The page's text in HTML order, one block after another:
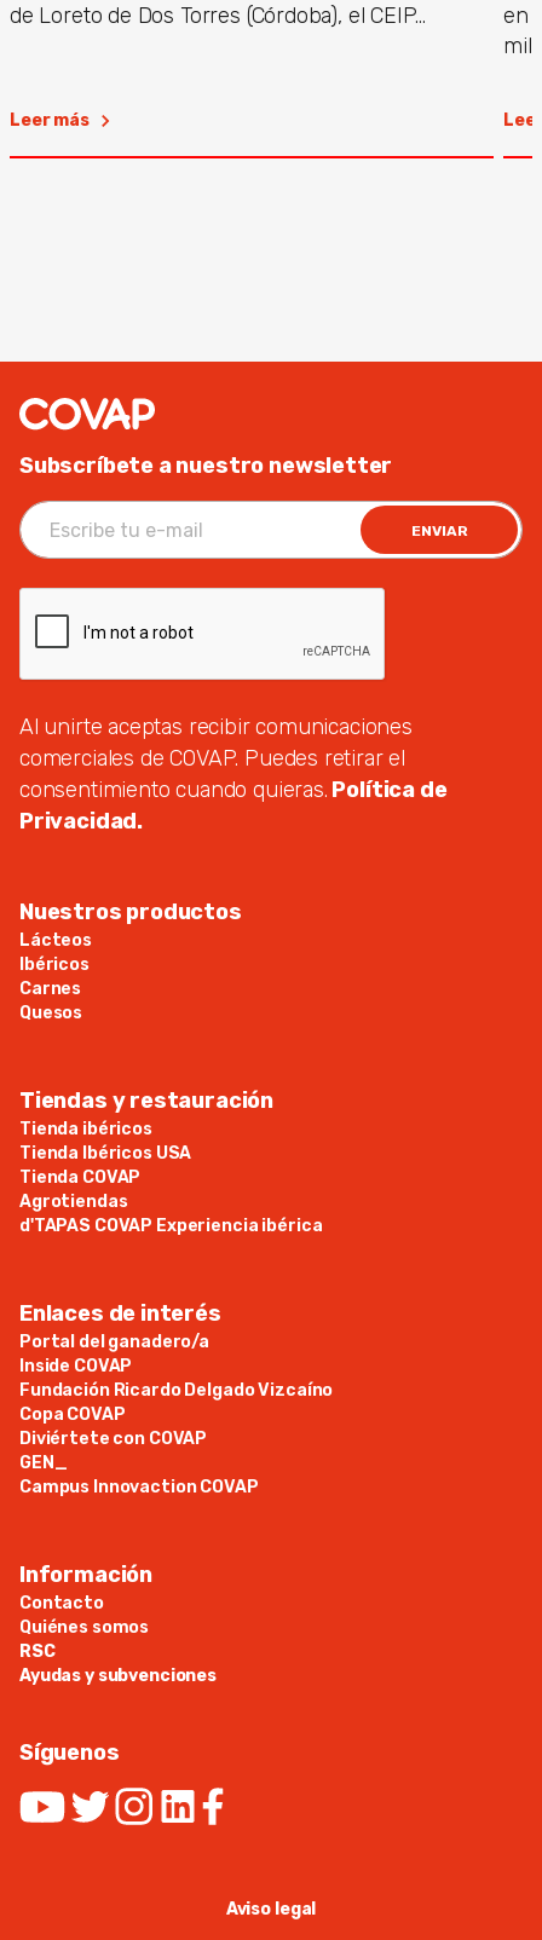
de Loreto de Dos Torres (Córdoba), el CEIP...
Leer más
en
Subscríbete a nuestro newsletter
ENVIAR
Al unirte aceptas recibir comunicaciones
comerciales de COVAP. Puedes retirar el
consentimiento cuando quieras. Política de
Privacidad.
Nuestros productos
Lácteos
Ibéricos
Carnes
Quesos
Tiendas y restauración
Tienda ibéricos
Tienda Ibéricos USA
Tienda COVAP
Agrotiendas
d'TAPAS COVAP Experiencia ibérica
Enlaces de interés
Portal del ganadero/a
Inside COVAP
Fundación Ricardo Delgado Vizcaíno
Copa COVAP
Diviértete con COVAP
GEN_
Campus Innovaction COVAP
Información
Contacto
Quiénes somos
RSC
Ayudas y subvenciones
Síguenos
Aviso legal